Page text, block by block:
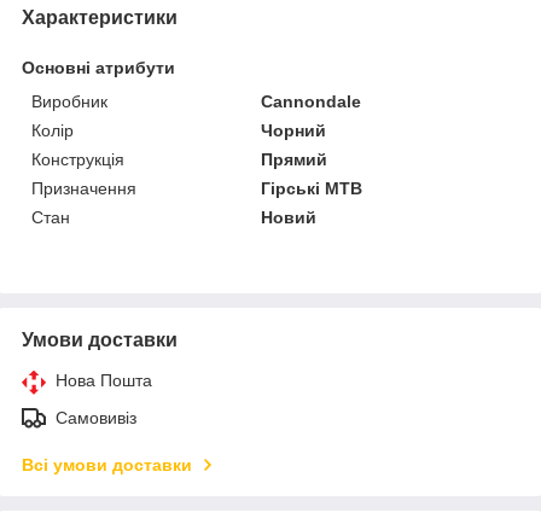
Характеристики
Основні атрибути
Виробник
Cannondale
Колір
Чорний
Конструкція
Прямий
Призначення
Гірські MTB
Стан
Новий
Умови доставки
Нова Пошта
Самовивіз
Всі умови доставки